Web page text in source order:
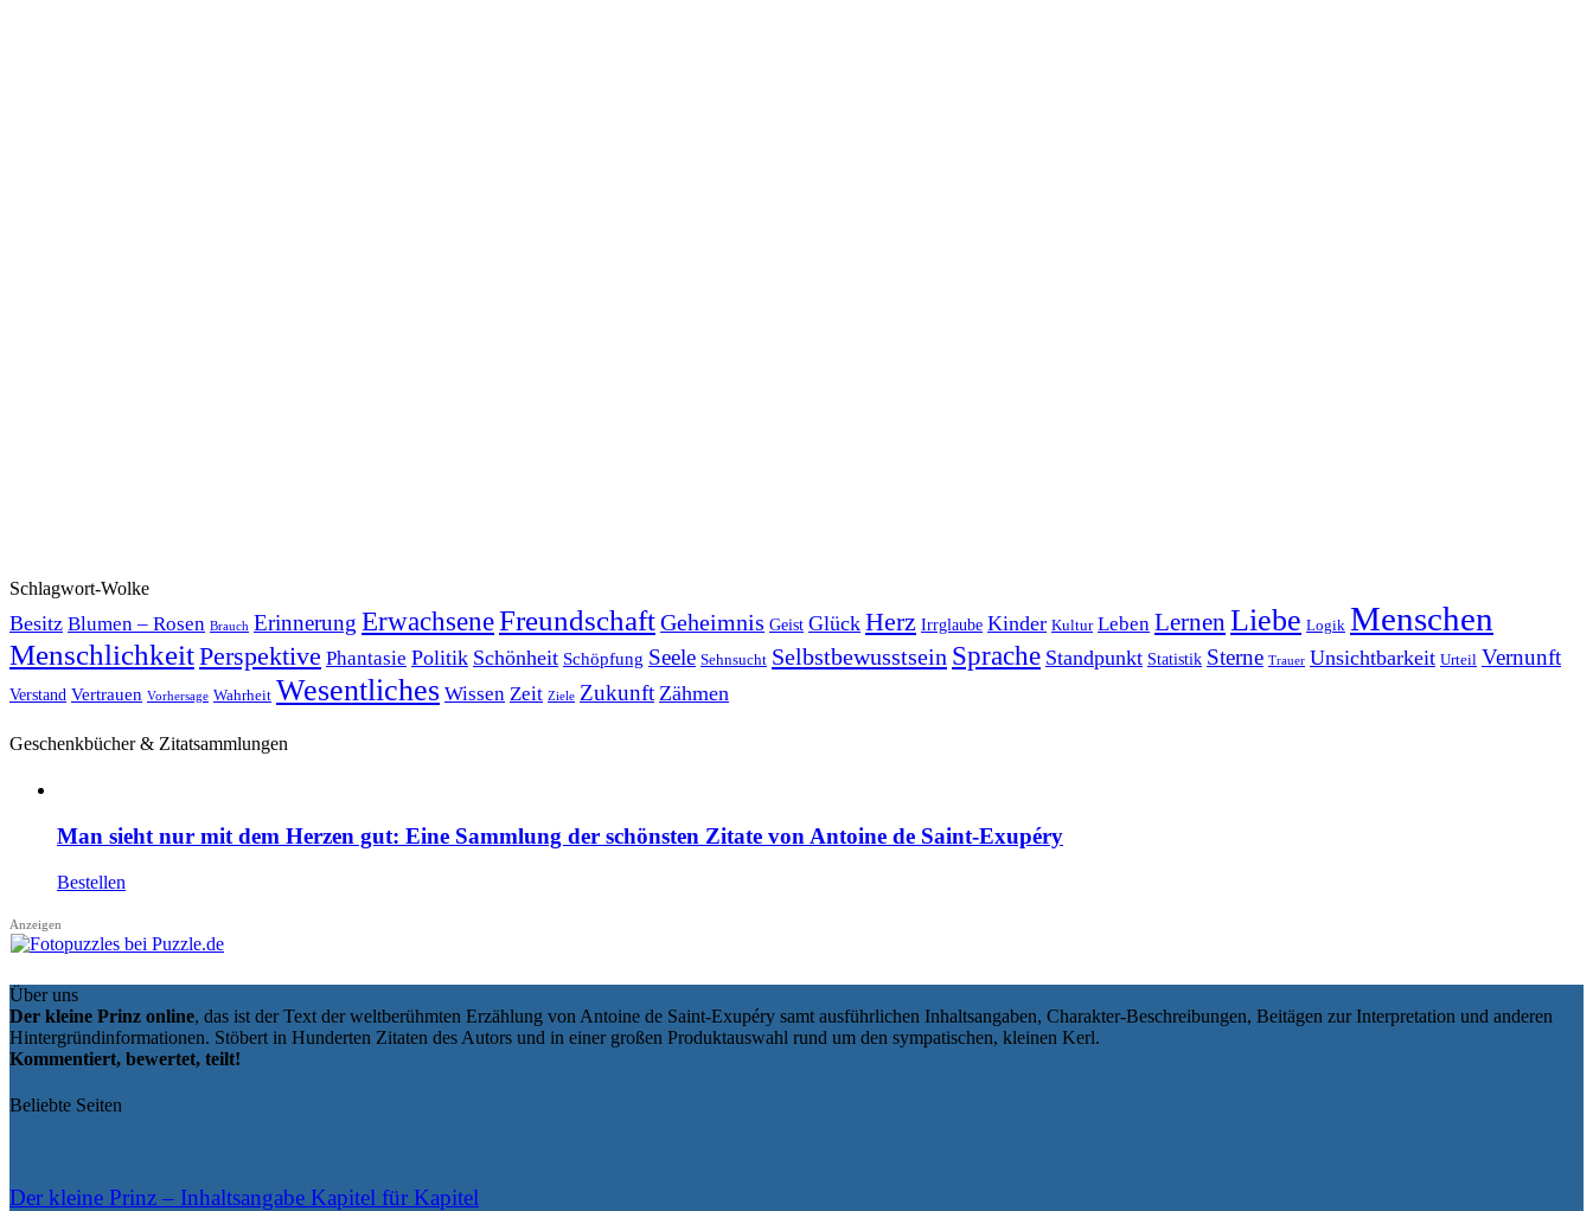
Schlagwort-Wolke
Besitz Blumen – Rosen Brauch Erinnerung ErwachseneFreundschaftGeheimnis Geist Glück Herz Irrglaube Kinder Kultur Leben Lernen Liebe Logik Menschen
MenschlichkeitPerspektive Phantasie Politik Schönheit Schöpfung Seele Sehnsucht Selbstbewusstsein Sprache Standpunkt Statistik Sterne Trauer Unsichtbarkeit Urteil Vernunft
Verstand Vertrauen Vorhersage Wahrheit Wesentliches Wissen Zeit Ziele Zukunft Zähmen
Geschenkbücher & Zitatsammlungen
Man sieht nur mit dem Herzen gut: Eine Sammlung der schönsten Zitate von Antoine de Saint-Exupéry
Bestellen
Anzeigen
Über uns
Der kleine Prinz online, das ist der Text der weltberühmten Erzählung von Antoine de Saint-Exupéry samt ausführlichen Inhaltsangaben, Charakter-Beschreibungen, Beitägen zur Interpretation und anderen
Hintergründinformationen. Stöbert in Hunderten Zitaten des Autors und in einer großen Produktauswahl rund um den sympatischen, kleinen Kerl.
Kommentiert, bewertet, teilt!
Beliebte Seiten
Der kleine Prinz – Inhaltsangabe Kapitel für Kapitel